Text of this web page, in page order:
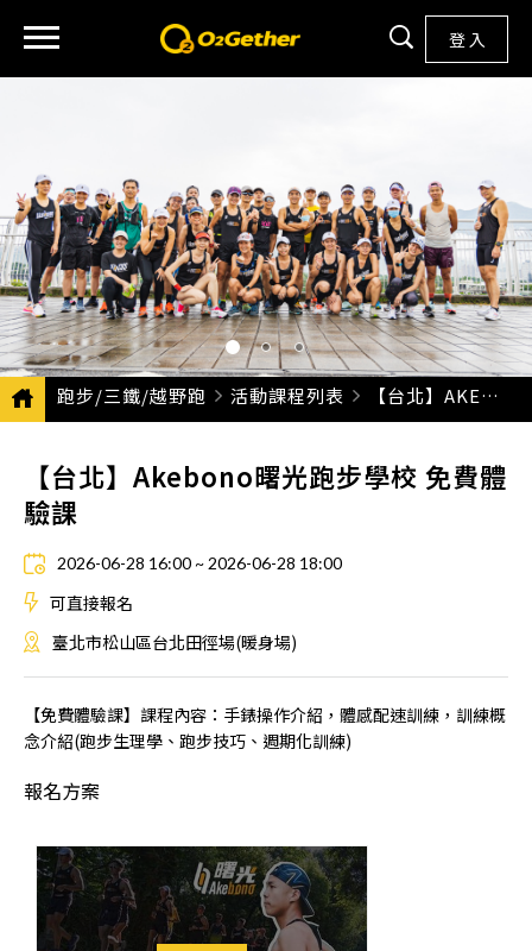
登 入
跑步/三鐵/越野跑 活動課程列表 CURRENT: 【台北】AKEBONO曙光跑步學校 免費體驗課
【台北】Akebono曙光跑步學校 免費體
驗課
2026-06-28 16:00 ~ 2026-06-28 18:00
可直接報名
臺北市松山區台北田徑場(暖身場)
【免費體驗課】課程內容：手錶操作介紹，體感配速訓練，訓練概
念介紹(跑步生理學、跑步技巧、週期化訓練)
報名方案